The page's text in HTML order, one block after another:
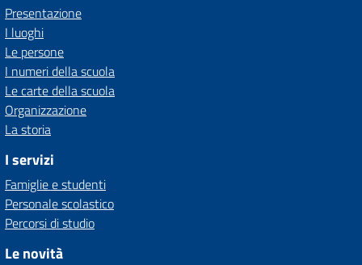
Presentazione
I luoghi
Le persone
I numeri della scuola
Le carte della scuola
Organizzazione
La storia
I servizi
Famiglie e studenti
Personale scolastico
Percorsi di studio
Le novità